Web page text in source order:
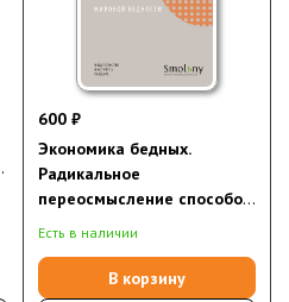
600 ₽
Экономика бедных.
Радикальное
переосмысление способов
преодоления мировой
Есть в наличии
В корзину